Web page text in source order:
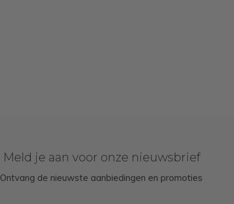
Meld je aan voor onze nieuwsbrief
Ontvang de nieuwste aanbiedingen en promoties